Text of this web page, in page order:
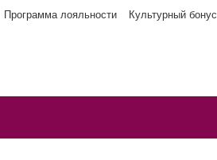
Программа лояльности Культурный бонус